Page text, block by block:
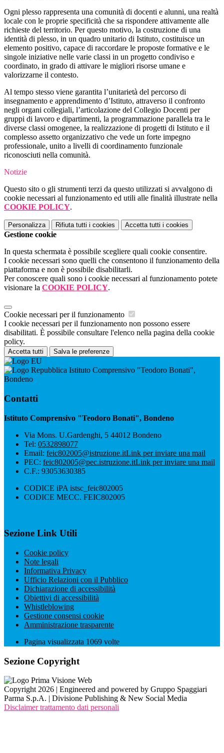
Ogni plesso rappresenta una comunità di docenti e alunni, una realtà
locale con le proprie specificità che sa rispondere attivamente alle
richieste del territorio. Per questo motivo, la costruzione di una
identità di plesso, in un quadro unitario di Istituto, costituisce un
elemento positivo, capace di raccordare le proposte formative e le
singole iniziative nelle varie classi in un progetto condiviso e
coordinato, in grado di attivare le migliori risorse umane e
valorizzarne il contesto.
Al tempo stesso viene garantita l’unitarietà del percorso di
insegnamento e apprendimento d’Istituto, attraverso il confronto
negli organi collegiali, l’articolazione del Collegio Docenti per
gruppi di lavoro e dipartimenti, la programmazione parallela tra le
diverse classi omogenee, la realizzazione di progetti di Istituto e il
complesso assetto organizzativo che vede un forte impegno
professionale, unito a livelli di coordinamento funzionale
riconosciuti nella comunità.
Notizie
Questo sito o gli strumenti terzi da questo utilizzati si avvalgono di
cookie necessari al funzionamento ed utili alle finalità illustrate nella
COOKIE POLICY.
Personalizza Rifiuta tutti i cookies Accetta tutti i cookies
Gestione cookie
In questa schermata è possibile scegliere quali cookie consentire.
I cookie necessari sono quelli che consentono il funzionamento della
piattaforma e non è possibile disabilitarli.
Per conoscere quali sono i cookie necessari al funzionamento potete
visionare la COOKIE POLICY.
Cookie necessari per il funzionamento
I cookie necessari per il funzionamento non possono essere
disabilitati. È possibile consultare l'elenco nella pagina della cookie
policy.
Accetta tutti Salva le preferenze
Istituto Comprensivo "Teodoro Bonati",
Bondeno
Contatti
Istituto Comprensivo "Teodoro Bonati", Bondeno
Via Mons. U.Gardenghi, 5 44012 Bondeno
Tel: 0532898077
Email: feic802005@istruzione.itLink per inviare una mail
PEC: feic802005@pec.istruzione.itLink per inviare una mail
C.F.: 93053630385
CODICE iPA istsc_feic802005
CODICE MECC. FEIC802005
Sezione Link Utili
Cookie policy
Note legali
Informativa Privacy
Ufficio Relazioni con il Pubblico
Dichiarazione di accessibilità
Obiettivi di accessibilità
Whistleblowing
Gestione consensi cookie
Amministrazione trasparente
Pagina visualizzata 1069 volte
Sezione Copyright
Copyright 2026 | Engineered and powered by Gruppo Spaggiari
Parma S.p.A. | Divisione Publishing & New Social Media
Disclaimer trattamento dati personali